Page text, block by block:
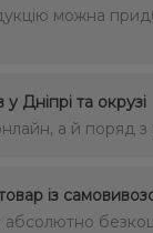
можна
у Дніпрі та окрузі
а й поряд з
із
абсолютно